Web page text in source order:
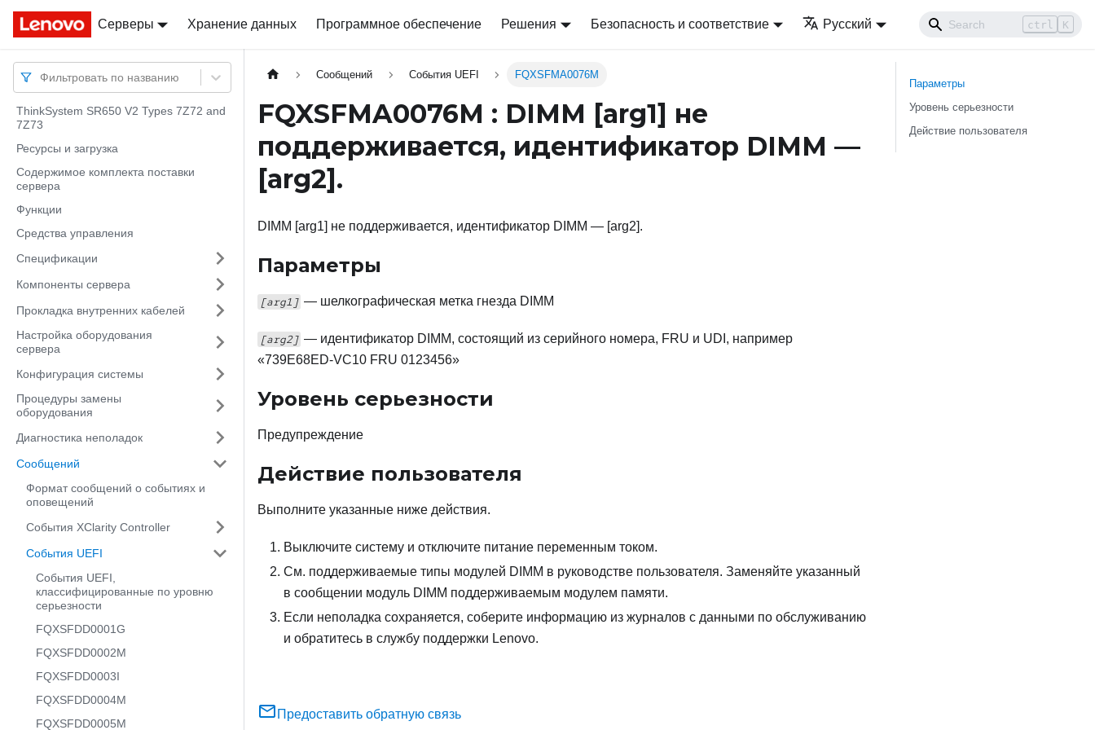
Docs
Серверы Хранение данных Программное обеспечение Решения Безопасность и соответствие Русский ctrl K
Docs
Фильтровать по названию
ThinkSystem SR650 V2 Types 7Z72 and
7Z73
Ресурсы и загрузка
Содержимое комплекта поставки
сервера
Функции
Средства управления
Спецификации
Компоненты сервера
Прокладка внутренних кабелей
Настройка оборудования
сервера
Конфигурация системы
Процедуры замены
оборудования
Диагностика неполадок
Сообщений
Формат сообщений о событиях и
оповещений
События XClarity Controller
События UEFI
События UEFI,
классифицированные по уровню
серьезности
FQXSFDD0001G
FQXSFDD0002M
FQXSFDD0003I
FQXSFDD0004M
FQXSFDD0005M
Сообщений События UEFI FQXSFMA0076M
FQXSFMA0076M : DIMM [arg1] не
поддерживается, идентификатор DIMM —
[arg2].
DIMM [arg1] не поддерживается, идентификатор DIMM — [arg2].
Параметры
[arg1] — шелкографическая метка гнезда DIMM
[arg2] — идентификатор DIMM, состоящий из серийного номера, FRU и UDI, например
«739E68ED-VC10 FRU 0123456»
Уровень серьезности
Предупреждение
Действие пользователя
Выполните указанные ниже действия.
Выключите систему и отключите питание переменным током.
См. поддерживаемые типы модулей DIMM в руководстве пользователя. Заменяйте указанный
в сообщении модуль DIMM поддерживаемым модулем памяти.
Если неполадка сохраняется, соберите информацию из журналов с данными по обслуживанию
и обратитесь в службу поддержки Lenovo.
Предоставить обратную связь
Параметры
Уровень серьезности
Действие пользователя